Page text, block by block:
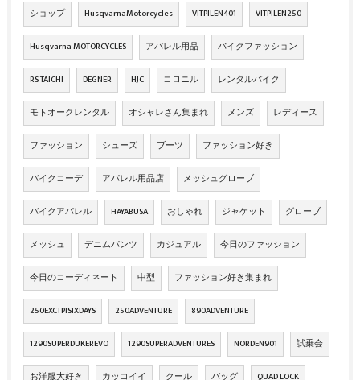
ショップ HusqvarnaMotorcycles VITPILEN401 VITPILEN250
Husqvarna MOTORCYCLES アパレル用品 バイクファッション
RS TAICHI DEGNER HJC コロニル レンタルバイク
モトオークレンタル オシャレさん集まれ メンズ レディース
ファッション シューズ ブーツ ファッション好き
バイクコーデ アパレル用品店 メッシュグローブ
バイクアパレル HAYABUSA おしゃれ ジャケット グローブ
メッシュ デニムパンツ カジュアル 今日のファッション
今日のコーディネート 中型 ファッション好き集まれ
250EXCTPISIXDAYS 250ADVENTURE 890ADVENTURE
1290SUPERDUKEREVO 1290SUPERADVENTURES NORDEN901 試乗会
お洋服大好き カッコイイ クール バッグ QUAD LOCK